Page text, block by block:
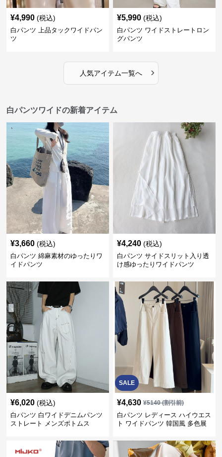
¥4,990 (税込)
白パンツ 上品タックワイドパン
ツ
¥5,990 (税込)
白パンツ ワイドストレートロン
グパンツ
人気アイテム一覧へ ›
白パンツワイドの新着アイテム
¥3,660 (税込)
白パンツ 綿麻素材のゆったりワ
イドパンツ
¥4,240 (税込)
白パンツ サイドスリット入り透
け感ゆったりワイドパンツ
¥6,020 (税込)
白パンツ 白ワイドデニムパンツ
ストレート メンズボトムス
SALE
¥4,630 ¥5140(割引前)
白パンツ レディース ハイウエス
ト ワイドパンツ 韓国風 多色展